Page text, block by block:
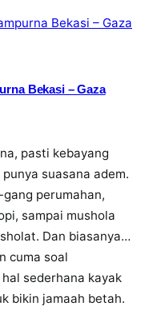
Bekasi – Gaza
pasti kebayang
suasana adem.
perumahan,
sampai mushola
Dan biasanya…
cuma soal
sederhana kayak
bikin jamaah betah.